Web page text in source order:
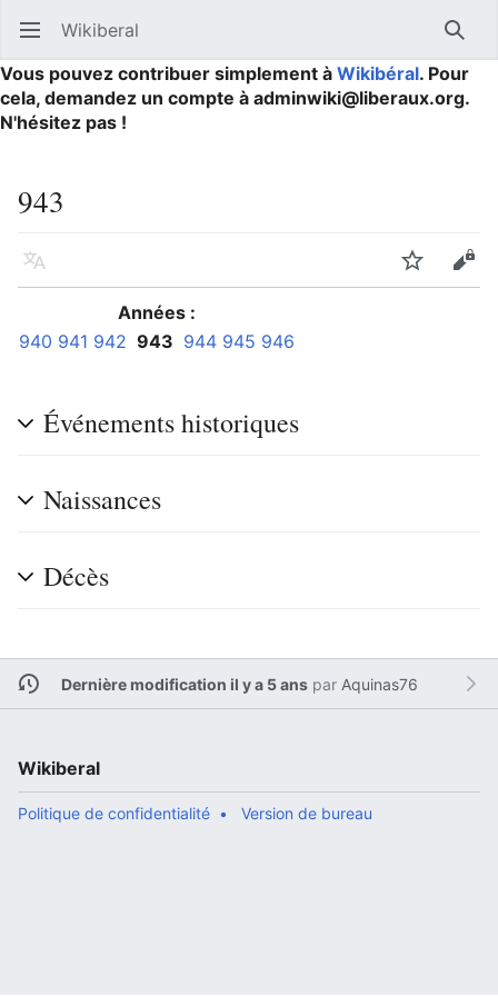
Ouvrir le menu principal Wikiberal
Vous pouvez contribuer simplement à Wikibéral. Pour
cela, demandez un compte à adminwiki@liberaux.org.
N'hésitez pas !
943
Langue Suivre
Années :
940 941 942 943 944 945 946
Événements historiques
Naissances
Décès
Dernière modification il y a 5 anspar Aquinas76
Wikiberal
Politique de confidentialité Version de bureau